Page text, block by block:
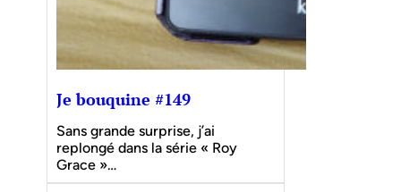
Je bouquine #149
Sans grande surprise, j’ai
replongé dans la série « Roy
Grace »…